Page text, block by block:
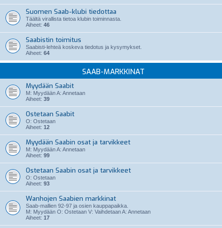
Suomen Saab-klubi tiedottaa
Täältä virallista tietoa klubin toiminnasta.
Aiheet: 46
Saabistin toimitus
Saabisti-lehteä koskeva tiedotus ja kysymykset.
Aiheet: 64
SAAB-MARKKINAT
Myydään Saabit
M: Myydään A: Annetaan
Aiheet: 39
Ostetaan Saabit
O: Ostetaan
Aiheet: 12
Myydään Saabin osat ja tarvikkeet
M: Myydään A: Annetaan
Aiheet: 99
Ostetaan Saabin osat ja tarvikkeet
O: Ostetaan
Aiheet: 93
Wanhojen Saabien markkinat
Saab-mallien 92-97 ja osien kauppapaikka.
M: Myydään O: Ostetaan V: Vaihdetaan A: Annetaan
Aiheet: 17